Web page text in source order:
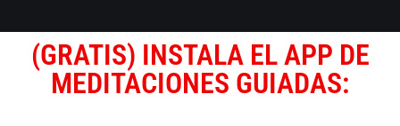
(GRATIS) INSTALA EL APP DE
MEDITACIONES GUIADAS: